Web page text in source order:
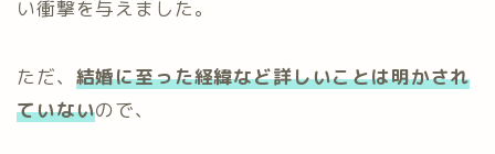
い衝撃を与えました。
ただ、 結婚に至った経緯など詳しいことは明かされ
ていないので、